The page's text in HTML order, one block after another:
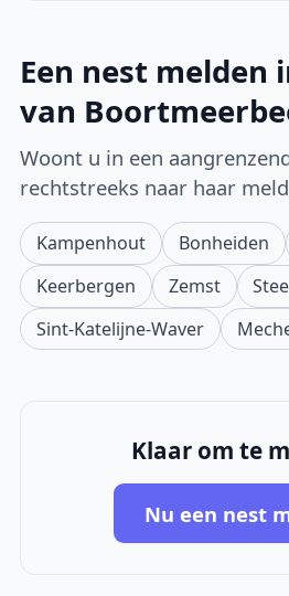
Een nest melden
van
Woont u in een
rechtstreeks naar haar
Kampenhout Bonheiden
Keerbergen
Zemst
Sint-Katelijne-Waver
Klaar om te
Nu een nest